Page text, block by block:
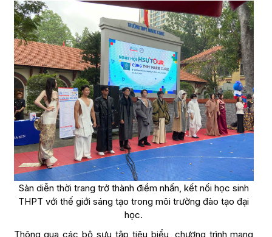
Sàn diễn thời trang trở thành điểm nhấn, kết nối học sinh
THPT với thế giới sáng tạo trong môi trường đào tạo đại
học.
Thông qua các bộ sưu tập tiêu biểu, chương trình mang